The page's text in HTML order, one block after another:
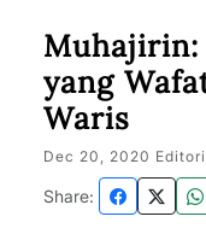
Muhajirin:
yang
Waris
Dec 20, 2020
Share: